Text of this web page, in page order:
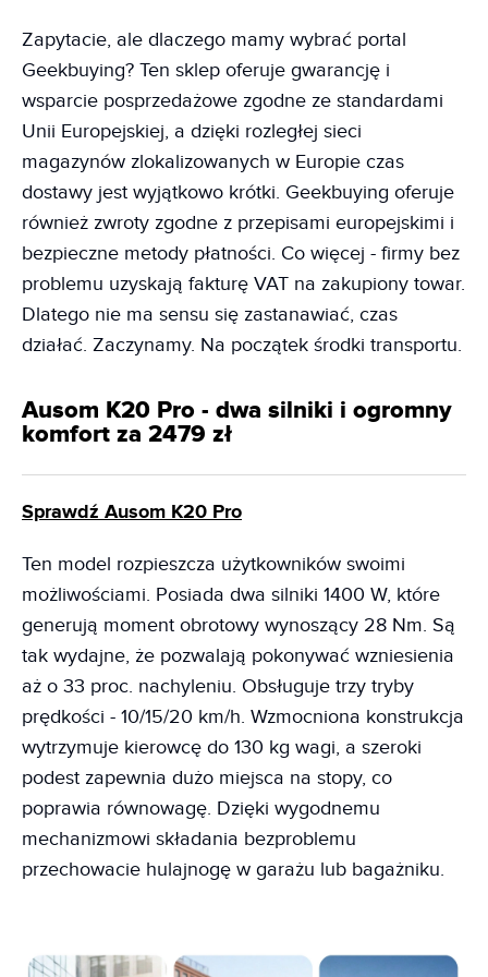
Zapytacie, ale dlaczego mamy wybrać portal
Geekbuying? Ten sklep oferuje gwarancję i
wsparcie posprzedażowe zgodne ze standardami
Unii Europejskiej, a dzięki rozległej sieci
magazynów zlokalizowanych w Europie czas
dostawy jest wyjątkowo krótki. Geekbuying oferuje
również zwroty zgodne z przepisami europejskimi i
bezpieczne metody płatności. Co więcej - firmy bez
problemu uzyskają fakturę VAT na zakupiony towar.
Dlatego nie ma sensu się zastanawiać, czas
działać. Zaczynamy. Na początek środki transportu.
Ausom K20 Pro - dwa silniki i ogromny
komfort za 2479 zł
Sprawdź Ausom K20 Pro
Ten model rozpieszcza użytkowników swoimi
możliwościami. Posiada dwa silniki 1400 W, które
generują moment obrotowy wynoszący 28 Nm. Są
tak wydajne, że pozwalają pokonywać wzniesienia
aż o 33 proc. nachyleniu. Obsługuje trzy tryby
prędkości - 10/15/20 km/h. Wzmocniona konstrukcja
wytrzymuje kierowcę do 130 kg wagi, a szeroki
podest zapewnia dużo miejsca na stopy, co
poprawia równowagę. Dzięki wygodnemu
mechanizmowi składania bezproblemu
przechowacie hulajnogę w garażu lub bagażniku.